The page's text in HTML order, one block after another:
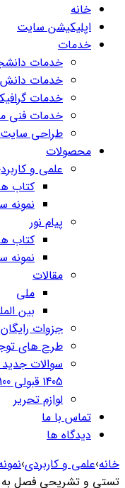
خانه
اپلیکیشن سایت
خدمات
خدمات
خدمات دانش
خدمات
خدمات فنی
طراحی سایت
محصولات
علمی و
کتاب
نمونه
پیام نور
کتاب
نمونه
مقالات
ملی
بین
جزوات رایگان
طرح های
سوالات
1405 قبولی 100%
لوازم تحریر
تماس با ما
دیدگاه ها
خانه›علمی و کاربردی›
تستی و تشریحی فصل به